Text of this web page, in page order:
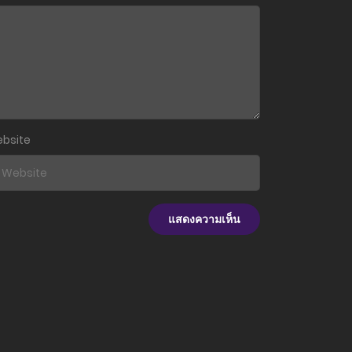
17 ธันวาคม 2025